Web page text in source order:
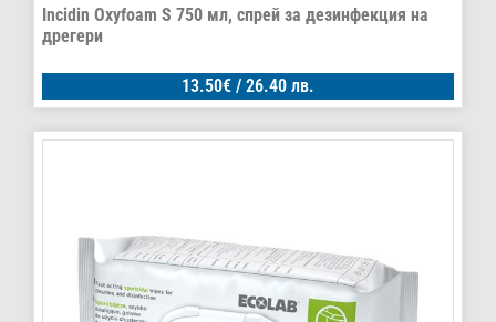
Incidin Oxyfoam S 750 мл, спрей за дезинфекция на
дрегери
13.50€ / 26.40 лв.